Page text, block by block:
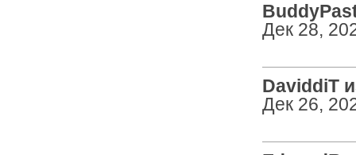
Дек 28,
DaviddiT
Дек 26,